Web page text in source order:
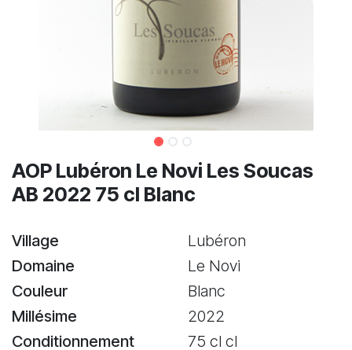
AOP Lubéron Le Novi Les Soucas
AB 2022 75 cl Blanc
Village
Lubéron
Domaine
Le Novi
Couleur
Blanc
Millésime
2022
Conditionnement
75 cl cl